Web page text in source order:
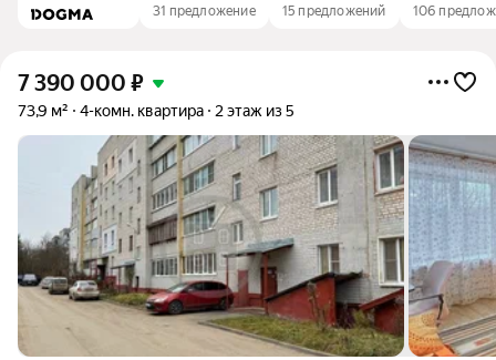
31 предложение 15 предложений 106
7 390 000 ₽
73,9 м² 4-комн. квартира 2 этаж из 5